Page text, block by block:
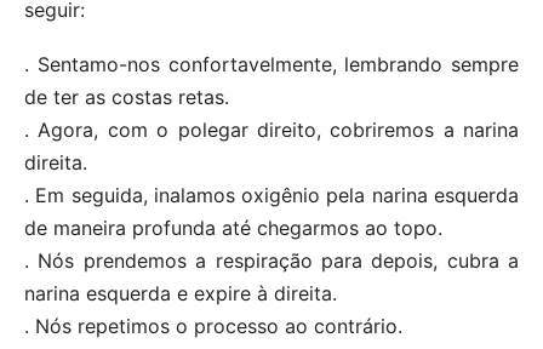
seguir:
. Sentamo-nos confortavelmente, lembrando sempre
de ter as costas retas.
. Agora, com o polegar direito, cobriremos a narina
direita.
. Em seguida, inalamos oxigênio pela narina esquerda
de maneira profunda até chegarmos ao topo.
. Nós prendemos a respiração para depois, cubra a
narina esquerda e expire à direita.
. Nós repetimos o processo ao contrário.